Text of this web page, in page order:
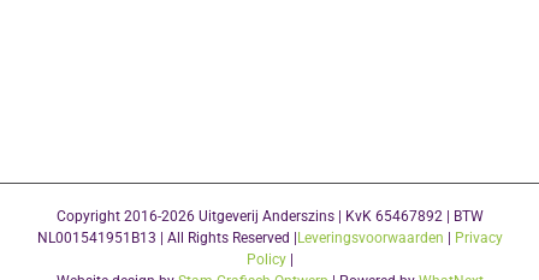
Copyright 2016-2026 Uitgeverij Anderszins | KvK 65467892 | BTW
NL001541951B13 | All Rights Reserved |
Leveringsvoorwaarden
Privacy
Policy|